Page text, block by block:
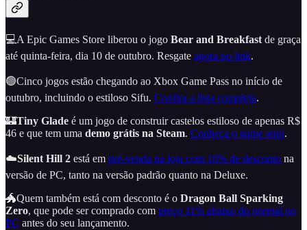
💻A Epic Games Store liberou o jogo Bear and Breakfast de graça
até quinta-feira, dia 10 de outubro. Resgate agora no link.
🟢Cinco jogos estão chegando ao Xbox Game Pass no início de
outubro, incluindo o estiloso Sifu. Confira a lista completa.
🏰Tiny Glade é um jogo de construir castelos estiloso de apenas R$
46 e que tem uma demo grátis na Steam. Conheça o game aqui.
☁️Silent Hill 2 está em pré-venda na loja com 16% de desconto na
versão de PC, tanto na versão padrão quanto na Deluxe.
🐲Quem também está com desconto é o Dragon Ball Sparking
Zero, que pode ser comprado com preço 11% abaixo do normal no
PC antes do seu lançamento.